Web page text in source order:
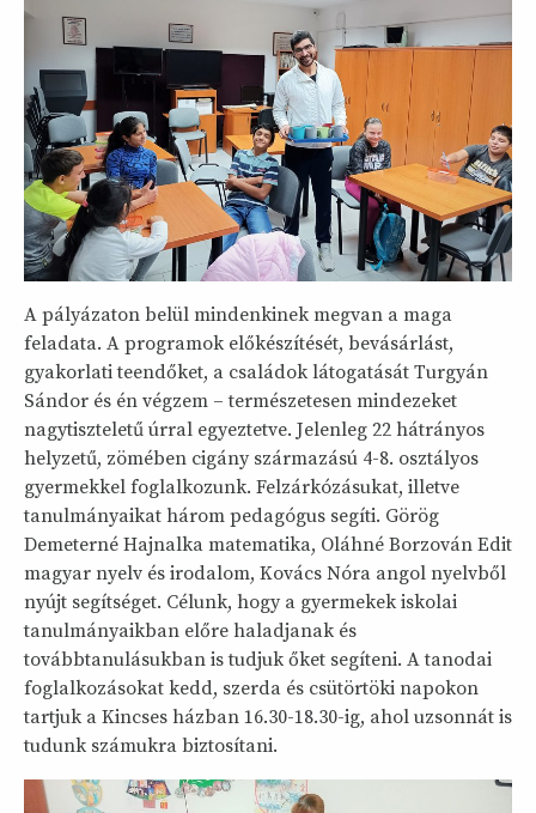
A pályázaton belül mindenkinek megvan a maga
feladata. A programok előkészítését, bevásárlást,
gyakorlati teendőket, a családok látogatását Turgyán
Sándor és én végzem – természetesen mindezeket
nagytiszteletű úrral egyeztetve. Jelenleg 22 hátrányos
helyzetű, zömében cigány származású 4-8. osztályos
gyermekkel foglalkozunk. Felzárkózásukat, illetve
tanulmányaikat három pedagógus segíti. Görög
Demeterné Hajnalka matematika, Oláhné Borzován Edit
magyar nyelv és irodalom, Kovács Nóra angol nyelvből
nyújt segítséget. Célunk, hogy a gyermekek iskolai
tanulmányaikban előre haladjanak és
továbbtanulásukban is tudjuk őket segíteni. A tanodai
foglalkozásokat kedd, szerda és csütörtöki napokon
tartjuk a Kincses házban 16.30-18.30-ig, ahol uzsonnát is
tudunk számukra biztosítani.